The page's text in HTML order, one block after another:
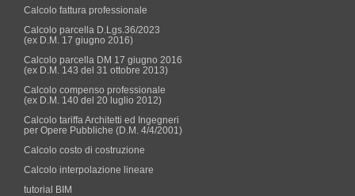
Calcolo fattura professionale
Calcolo parcella D.Lgs.36/2023
(ex D.M. 17 giugno 2016)
Calcolo parcella DM 17 giugno 2016
(ex D.M. 143 del 31 ottobre 2013)
Calcolo compenso professionale
(ex D.M. 140 del 20 luglio 2012)
Calcolo tariffa Architetti ed Ingegneri
per Opere Pubbliche (D.M. 4/4/2001)
Calcolo costo di costruzione
Calcolo interpolazione lineare
tutorial BIM